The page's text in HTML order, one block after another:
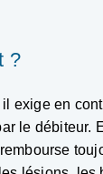
?
exige en
le débiteur.